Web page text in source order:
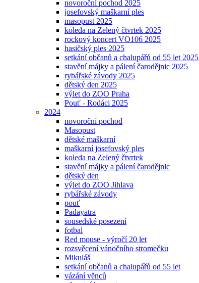
novoroční pochod 2025
josefovský maškarní ples
masopust 2025
koleda na Zelený čtvrtek 2025
rockový koncert VO106 2025
hasičský ples 2025
setkání občanů a chalupářů od 55 let 2025
stavění májky a pálení čarodějnic 2025
rybářské závody 2025
dětský den 2025
výlet do ZOO Praha
Pouť - Rodáci 2025
2024
novoroční pochod
Masopust
dětské maškarní
maškarní josefovský ples
koleda na Zelený čtvrtek
stavění májky a pálení čarodějnic
dětský den
výlet do ZOO Jihlava
rybářské závody
pouť
Padayatra
sousedské posezení
fotbal
Red mouse - výročí 20 let
rozsvěcení vánočního stromečku
Mikuláš
setkání občanů a chalupářů od 55 let
vázání věnců